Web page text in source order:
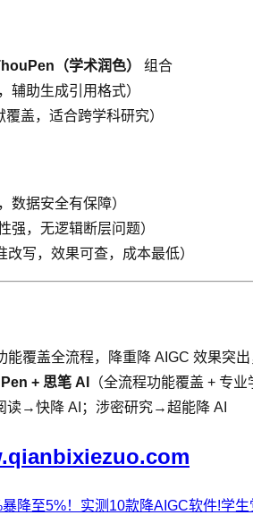
（学术润色）
组合
辅助生成引用格式）
覆盖，适合跨学科研究）
数据安全有保障）
强，无逻辑断层问题）
改写，效果可查，成本最低）
能覆盖全流程，降重降 AIGC 效果突
+ 思笔 AI
（全流程功能覆盖 + 专业
读→快降 AI；涉密研究→超能降 AI
降至5%！实测10款降AIGC软件!学生